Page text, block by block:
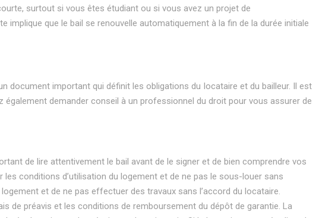
surtout si vous êtes étudiant ou si vous avez un projet de
que le bail se renouvelle automatiquement à la fin de la durée initiale
document important qui définit les obligations du locataire et du bailleur. Il est
demander conseil à un professionnel du droit pour vous assurer de
de lire attentivement le bail avant de le signer et de bien comprendre vos
conditions d’utilisation du logement et de ne pas le sous-louer sans
et de ne pas effectuer des travaux sans l’accord du locataire.
de préavis et les conditions de remboursement du dépôt de garantie. La